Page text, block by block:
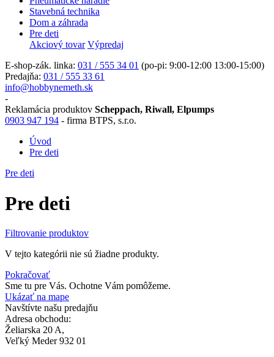
Stavebná technika
Dom a záhrada
Pre deti
Akciový tovar Výpredaj
E-shop-zák. linka: 031 / 555 34 01 (po-pi: 9:00-12:00 13:00-15:00)
Predajňa: 031 / 555 33 61
info@hobbynemeth.sk
-
Reklamácia produktov Scheppach, Riwall, Elpumps
0903 947 194 - firma BTPS, s.r.o.
Úvod
Pre deti
Pre deti
Pre deti
Filtrovanie produktov
V tejto kategórii nie sú žiadne produkty.
Pokračovať
Sme tu pre Vás. Ochotne Vám pomôžeme.
Ukázať na mape
Navštívte našu predajňu
Adresa obchodu:
Želiarska 20 A,
Veľký Meder 932 01